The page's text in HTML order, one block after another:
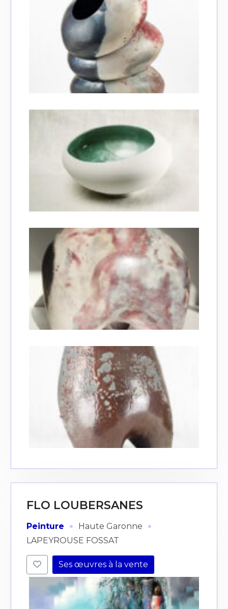
FLO LOUBERSANES
Peinture · Haute Garonne ·
LAPEYROUSE FOSSAT
Ses œuvres à la vente